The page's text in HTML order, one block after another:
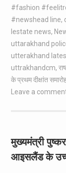
#fashion
#newshead line,
lestate news,
uttarakhand
utterakhand
uttrakhandcm,
के प्रथम दीक्षांत
Leave a
मुख्यमंत्री
आइसलैंड के